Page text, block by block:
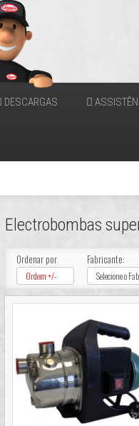
DESCARGAS
Electrobombas
Ordenar por
Ordem +/-
Fabricante:
Selecione o